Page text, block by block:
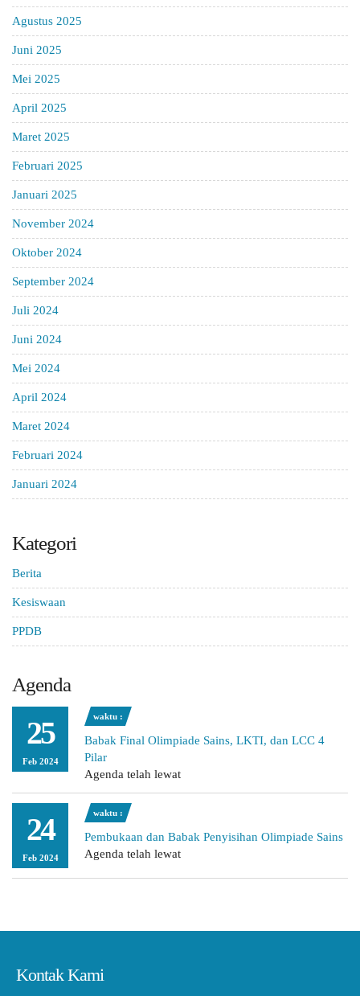
Agustus 2025
Juni 2025
Mei 2025
April 2025
Maret 2025
Februari 2025
Januari 2025
November 2024
Oktober 2024
September 2024
Juli 2024
Juni 2024
Mei 2024
April 2024
Maret 2024
Februari 2024
Januari 2024
Kategori
Berita
Kesiswaan
PPDB
Agenda
25
Feb 2024
waktu :
Babak Final Olimpiade Sains, LKTI, dan LCC 4
Pilar
Agenda telah lewat
24
Feb 2024
waktu :
Pembukaan dan Babak Penyisihan Olimpiade Sains
Agenda telah lewat
Kontak Kami